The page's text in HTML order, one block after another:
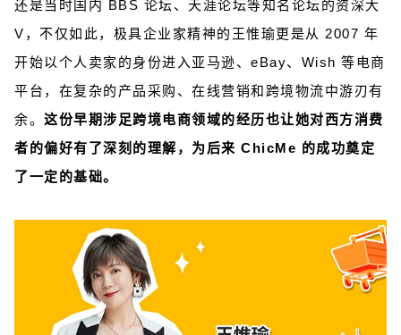
还是当时国内 BBS 论坛、天涯论坛等知名论坛的资深大
V，不仅如此，极具企业家精神的王惟瑜更是从 2007 年
开始以个人卖家的身份进入亚马逊、eBay、Wish 等电商
平台，在复杂的产品采购、在线营销和跨境物流中游刃有
余。 这份早期涉足跨境电商领域的经历也让她对西方消费
者的偏好有了深刻的理解，为后来 ChicMe 的成功奠定
了一定的基础。